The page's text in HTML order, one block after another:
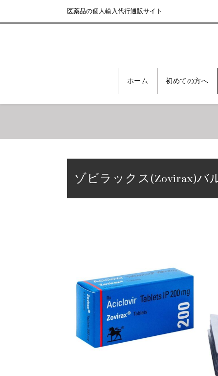
医薬品の個人輸入代行通販サイト
ホーム 初めての方へ
ゾビラックス(Zovirax)バ